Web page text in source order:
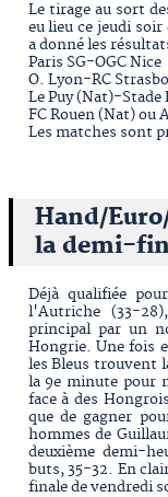
Le tirage au sort
eu lieu ce jeudi
a donné les
Paris SG-OGC Nice
O. Lyon-RC
Le Puy (Nat)-Stade
FC Rouen (Nat) ou
Les matches sont
Hand/
la demi-
Déjà qualifiée
l'Autriche (33-
principal par un
Hongrie. Une fois
les Bleus trouvent
la 9e minute pour
face à des
que de gagner
hommes de
deuxième demi-
buts, 35-32. En
finale de vendredi